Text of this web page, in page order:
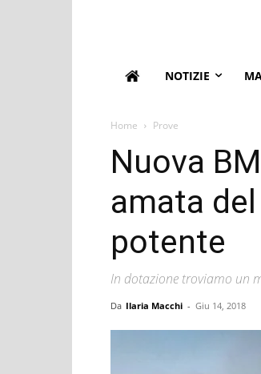
NOTIZIE
Home Prove
Nuova
amata
potente
In dotazione troviamo un
Da Ilaria Macchi - Giu 14, 2018